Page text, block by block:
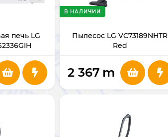
печь LG
Пылесос LG VC73189NHTR
Red
В НАЛИЧИИ
2 367 m